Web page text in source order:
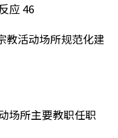
应 46
教活动场所规范化建
场所主要教职任职